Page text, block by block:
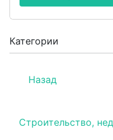
Категории
Назад
Строительство,